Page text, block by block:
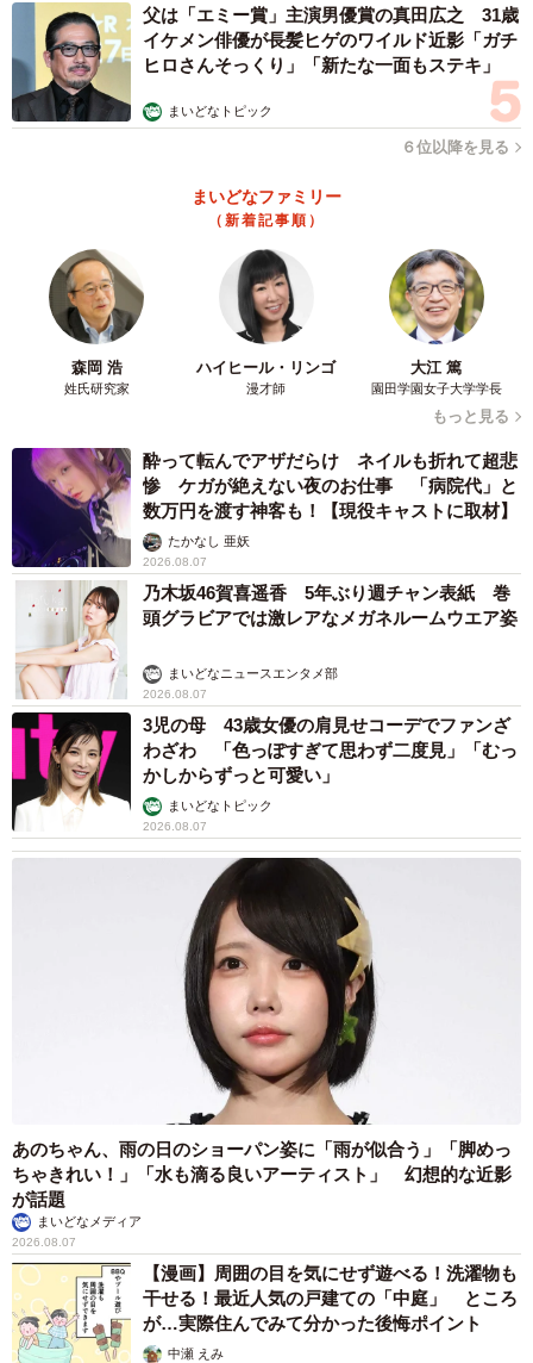
父は「エミー賞」主演男優賞の真田広之 31歳
イケメン俳優が長髪ヒゲのワイルド近影「ガチ
ヒロさんそっくり」「新たな一面もステキ」
まいどなトピック
６位以降を見る
まいどなファミリー
（新着記事順）
森岡 浩
姓氏研究家
ハイヒール・リンゴ
漫才師
大江 篤
園田学園女子大学学長
もっと見る
酔って転んでアザだらけ ネイルも折れて超悲
惨 ケガが絶えない夜のお仕事 「病院代」と
数万円を渡す神客も！【現役キャストに取材】
たかなし 亜妖
2026.08.07
乃木坂46賀喜遥香 5年ぶり週チャン表紙 巻
頭グラビアでは激レアなメガネルームウエア姿
まいどなニュースエンタメ部
2026.08.07
3児の母 43歳女優の肩見せコーデでファンざ
わざわ 「色っぽすぎて思わず二度見」「むっ
かしからずっと可愛い」
まいどなトピック
2026.08.07
あのちゃん、雨の日のショーパン姿に「雨が似合う」「脚めっ
ちゃきれい！」「水も滴る良いアーティスト」 幻想的な近影
が話題
まいどなメディア
2026.08.07
【漫画】周囲の目を気にせず遊べる！洗濯物も
干せる！最近人気の戸建ての「中庭」 ところ
が…実際住んでみて分かった後悔ポイント
中瀬 えみ